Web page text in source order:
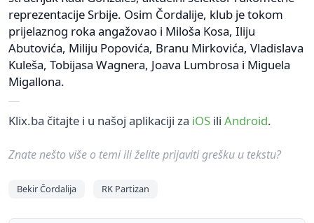
reprezentacije Srbije. Osim Čordalije, klub je tokom
prijelaznog roka angažovao i Miloša Kosa, Iliju
Abutovića, Miliju Popovića, Branu Mirkovića, Vladislava
Kuleša, Tobijasa Wagnera, Joava Lumbrosa i Miguela
Migallona.
Klix.ba čitajte i u našoj aplikaciji za iOS ili Android.
Znate nešto više o temi ili želite prijaviti grešku u tekstu?
Bekir Čordalija RK Partizan